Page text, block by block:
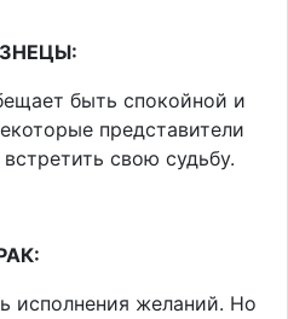
быть спокойной и
представители
свою судьбу.
исполнения желаний. Но